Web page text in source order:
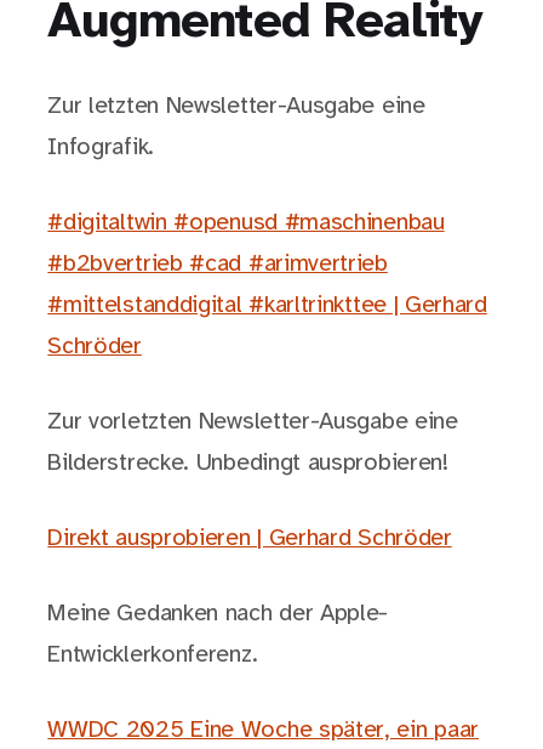
Augmented Reality
Zur letzten Newsletter-Ausgabe eine
Infografik.
#digitaltwin #openusd #maschinenbau
#b2bvertrieb #cad #arimvertrieb
#mittelstanddigital #karltrinkttee | Gerhard
Schröder
Zur vorletzten Newsletter-Ausgabe eine
Bilderstrecke. Unbedingt ausprobieren!
Direkt ausprobieren | Gerhard Schröder
Meine Gedanken nach der Apple-
Entwicklerkonferenz.
WWDC 2025 Eine Woche später, ein paar